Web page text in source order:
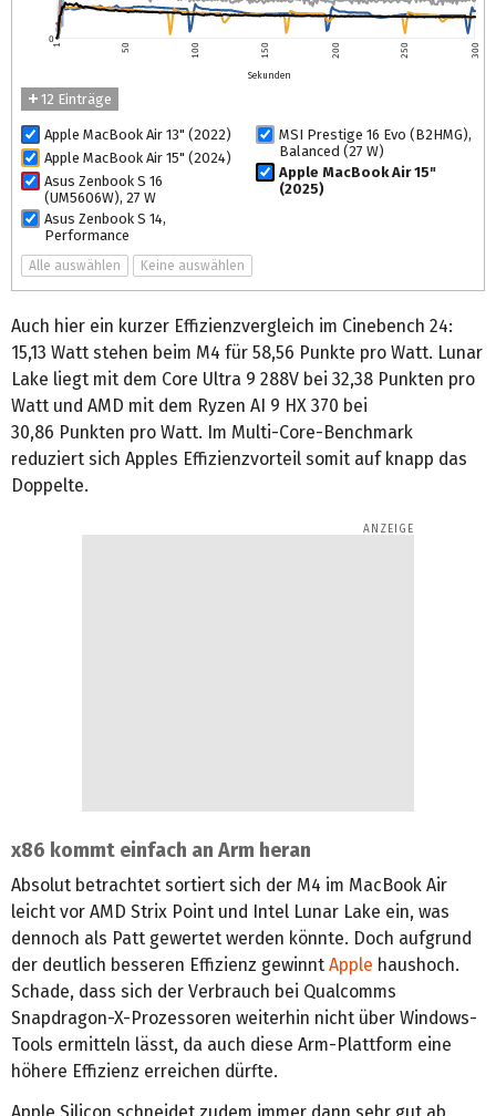
0
1 50 100 150 200 250 300
Sekunden
12 Einträge
Apple MacBook Air 13" (2022)
Apple MacBook Air 15" (2024)
Asus Zenbook S 16
(UM5606W), 27 W
Asus Zenbook S 14,
Performance
MSI Prestige 16 Evo (B2HMG),
Balanced (27 W)
Apple MacBook Air 15"
(2025)
Alle auswählen Keine auswählen
Auch hier ein kurzer Effizienzvergleich im Cinebench 24:
15,13 Watt stehen beim M4 für 58,56 Punkte pro Watt. Lunar
Lake liegt mit dem Core Ultra 9 288V bei 32,38 Punkten pro
Watt und AMD mit dem Ryzen AI 9 HX 370 bei
30,86 Punkten pro Watt. Im Multi-Core-Benchmark
reduziert sich Apples Effizienzvorteil somit auf knapp das
Doppelte.
x86 kommt einfach an Arm heran
Absolut betrachtet sortiert sich der M4 im MacBook Air
leicht vor AMD Strix Point und Intel Lunar Lake ein, was
dennoch als Patt gewertet werden könnte. Doch aufgrund
der deutlich besseren Effizienz gewinnt Apple haushoch.
Schade, dass sich der Verbrauch bei Qualcomms
Snapdragon-X-Prozessoren weiterhin nicht über Windows-
Tools ermitteln lässt, da auch diese Arm-Plattform eine
höhere Effizienz erreichen dürfte.